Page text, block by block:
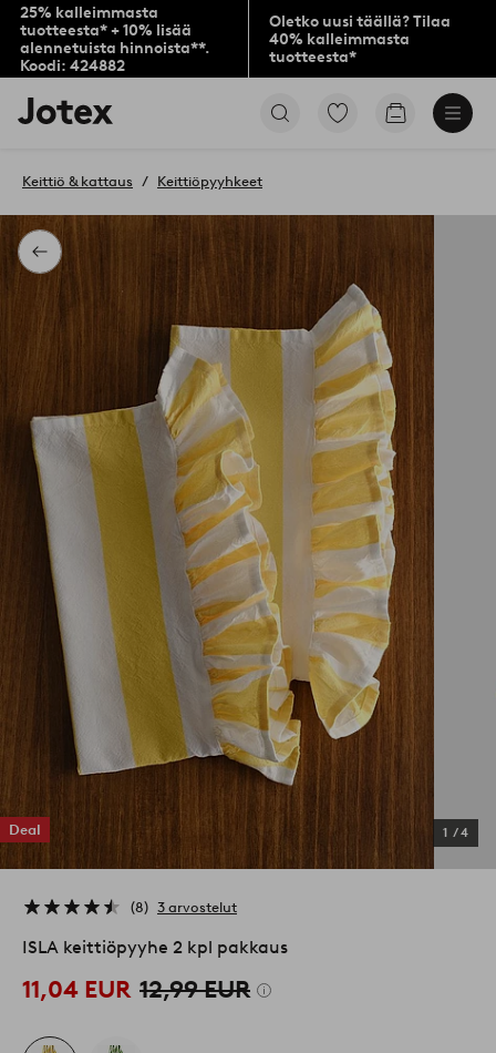
25% kalleimmasta
tuotteesta* + 10% lisää
alennetuista hinnoista**.
Koodi: 424882
Oletko uusi täällä? Tilaa
40% kalleimmasta
tuotteesta*
Jotex-
logo
aloitussivulle
Siirry
Siirry
Takaisin
Keittiö & kattaus Keittiöpyyhkeet
Deal 1 /4
8 3 arvostelut
ISLA keittiöpyyhe 2 kpl pakkaus
11,04 EUR 12,99 EUR